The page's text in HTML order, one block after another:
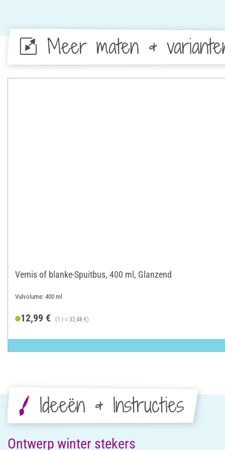
Meer maten &
Vernis of blanke-Spuitbus, 400 ml, Glanzend
Vulvolume: 400 ml
12,99 € (1 l = 32,48 €)
Ideeën & Instructies
Ontwerp winter stekers